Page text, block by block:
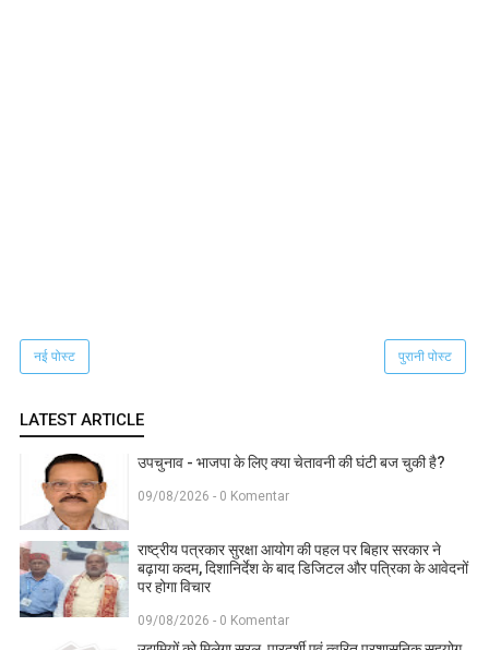
नई पोस्ट पुरानी पोस्ट
LATEST ARTICLE
उपचुनाव - भाजपा के लिए क्या चेतावनी की घंटी बज चुकी है?
09/08/2026 - 0 Komentar
राष्ट्रीय पत्रकार सुरक्षा आयोग की पहल पर बिहार सरकार ने
बढ़ाया कदम, दिशानिर्देश के बाद डिजिटल और पत्रिका के आवेदनों
पर होगा विचार
09/08/2026 - 0 Komentar